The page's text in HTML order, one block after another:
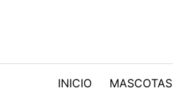
INICIO MASCOTAS